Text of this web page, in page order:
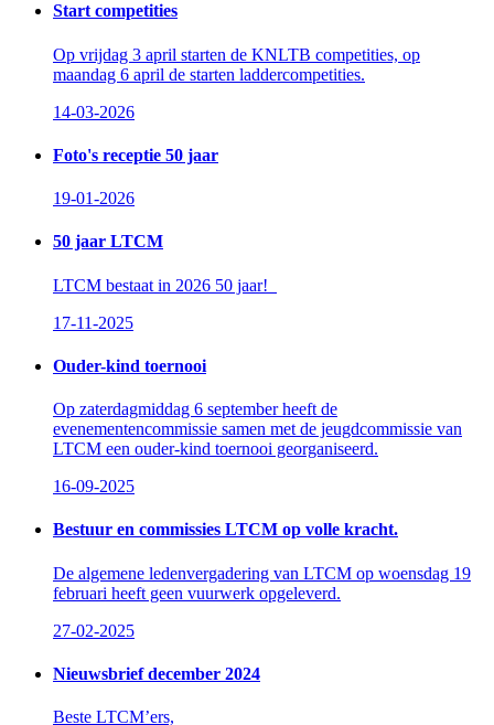
Start competities
Op vrijdag 3 april starten de KNLTB competities, op
maandag 6 april de starten laddercompetities.
14-03-2026
Foto's receptie 50 jaar
19-01-2026
50 jaar LTCM
LTCM bestaat in 2026 50 jaar!
17-11-2025
Ouder-kind toernooi
Op zaterdagmiddag 6 september heeft de
evenementencommissie samen met de jeugdcommissie van
LTCM een ouder-kind toernooi georganiseerd.
16-09-2025
Bestuur en commissies LTCM op volle kracht.
De algemene ledenvergadering van LTCM op woensdag 19
februari heeft geen vuurwerk opgeleverd.
27-02-2025
Nieuwsbrief december 2024
Beste LTCM’ers,